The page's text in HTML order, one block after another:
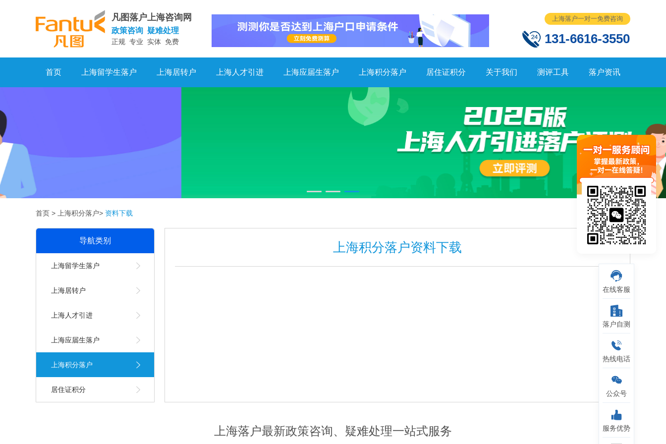
凡图落户上海咨询网
政策咨询 疑难处理
正规 专业 实体 免费
上海落户一对一免费咨询
131-6616-3550
首页 上海留学生落户 上海居转户 上海人才引进 上海应届生落户 上海积分落户 居住证积分 关于我们 测评工具 落户资讯
首页 > 上海积分落户> 资料下载
导航类别
上海留学生落户
上海居转户
上海人才引进
上海应届生落户
上海积分落户
居住证积分
上海积分落户资料下载
上海落户最新政策咨询、疑难处理一站式服务
在线客服
落户自测
热线电话
公众号
服务优势